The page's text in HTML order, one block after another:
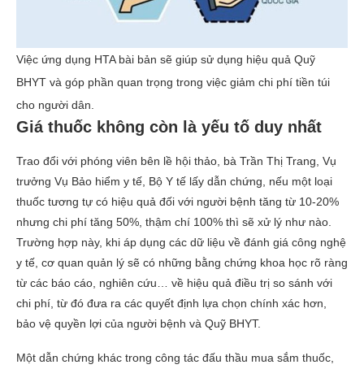
Việc ứng dụng HTA bài bản sẽ giúp sử dụng hiệu quả Quỹ
BHYT và góp phần quan trọng trong việc giảm chi phí tiền túi
cho người dân.
Giá thuốc không còn là yếu tố duy nhất
Trao đổi với phóng viên bên lề hội thảo, bà Trần Thị Trang, Vụ
trưởng Vụ Bảo hiểm y tế, Bộ Y tế lấy dẫn chứng, nếu một loại
thuốc tương tự có hiệu quả đối với người bệnh tăng từ 10-20%
nhưng chi phí tăng 50%, thậm chí 100% thì sẽ xử lý như nào.
Trường hợp này, khi áp dụng các dữ liệu về đánh giá công nghệ
y tế, cơ quan quản lý sẽ có những bằng chứng khoa học rõ ràng
từ các báo cáo, nghiên cứu… về hiệu quả điều trị so sánh với
chi phí, từ đó đưa ra các quyết định lựa chọn chính xác hơn,
bảo vệ quyền lợi của người bệnh và Quỹ BHYT.
Một dẫn chứng khác trong công tác đấu thầu mua sắm thuốc,